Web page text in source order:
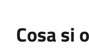
Cosa si